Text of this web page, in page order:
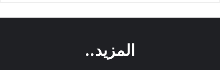
المزيد..